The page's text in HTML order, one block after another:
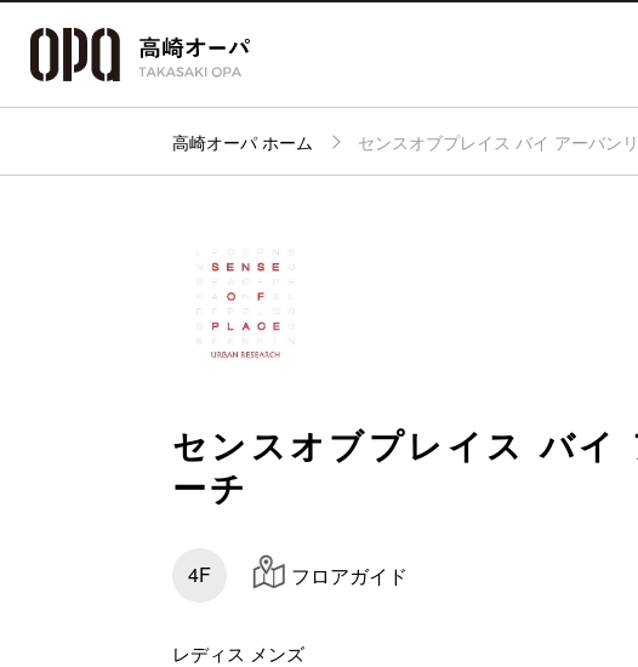
アクセス・
パーキング
高崎オーパ ホーム センスオブプレイス バイ アーバン
センスオブプレイス バイ
ーチ
4F フロアガイド
レディス メンズ